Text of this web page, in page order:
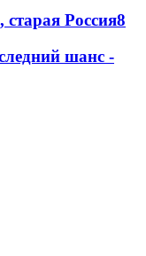
Россия8
шанс -